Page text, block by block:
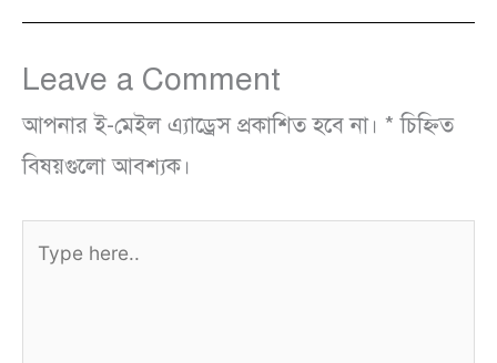
Leave a Comment
আপনার ই-মেইল এ্যাড্রেস প্রকাশিত হবে না। * চিহ্নিত
বিষয়গুলো আবশ্যক।
here..